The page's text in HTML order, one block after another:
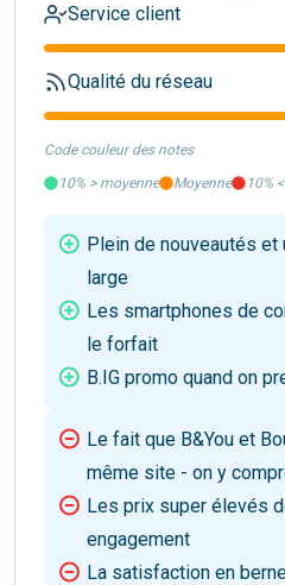
Service client
Qualité du réseau
Code couleur des notes
10% >moyenne Moyenne 10% <
Plein de nouveautés et
large
Les smartphones de
le forfait
B.IG promo quand on
Le fait que B&You et
même site - on y
Les prix super élevés
engagement
La satisfaction en